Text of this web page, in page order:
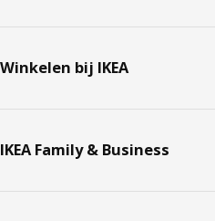
Winkelen bij IKEA
IKEA Family & Business